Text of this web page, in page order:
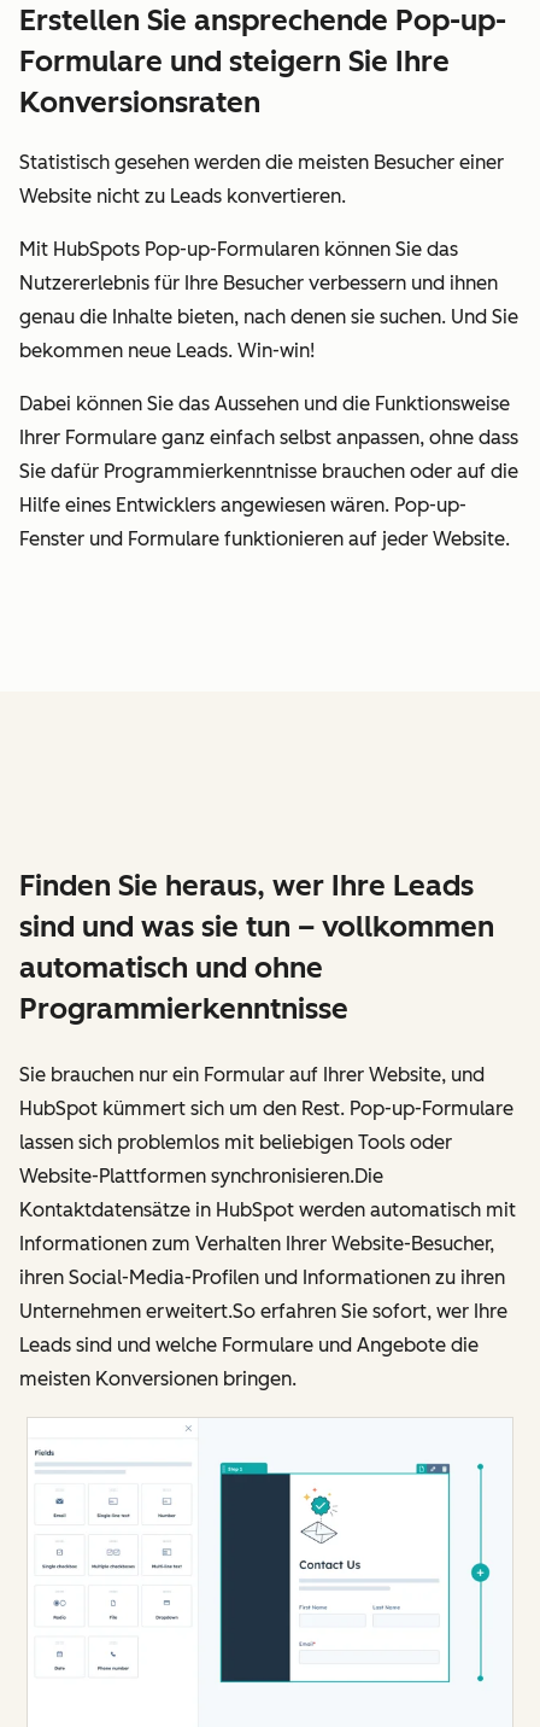
Erstellen Sie ansprechende Pop-up-
Formulare und steigern Sie Ihre
Konversionsraten
Statistisch gesehen werden die meisten Besucher einer
Website nicht zu Leads konvertieren.
Mit HubSpots Pop-up-Formularen können Sie das
Nutzererlebnis für Ihre Besucher verbessern und ihnen
genau die Inhalte bieten, nach denen sie suchen. Und Sie
bekommen neue Leads. Win-win!
Dabei können Sie das Aussehen und die Funktionsweise
Ihrer Formulare ganz einfach selbst anpassen, ohne dass
Sie dafür Programmierkenntnisse brauchen oder auf die
Hilfe eines Entwicklers angewiesen wären. Pop-up-
Fenster und Formulare funktionieren auf jeder Website.
Finden Sie heraus, wer Ihre Leads
sind und was sie tun – vollkommen
automatisch und ohne
Programmierkenntnisse
Sie brauchen nur ein Formular auf Ihrer Website, und
HubSpot kümmert sich um den Rest. Pop-up-Formulare
lassen sich problemlos mit beliebigen Tools oder
Website-Plattformen synchronisieren.Die
Kontaktdatensätze in HubSpot werden automatisch mit
Informationen zum Verhalten Ihrer Website-Besucher,
ihren Social-Media-Profilen und Informationen zu ihren
Unternehmen erweitert.So erfahren Sie sofort, wer Ihre
Leads sind und welche Formulare und Angebote die
meisten Konversionen bringen.